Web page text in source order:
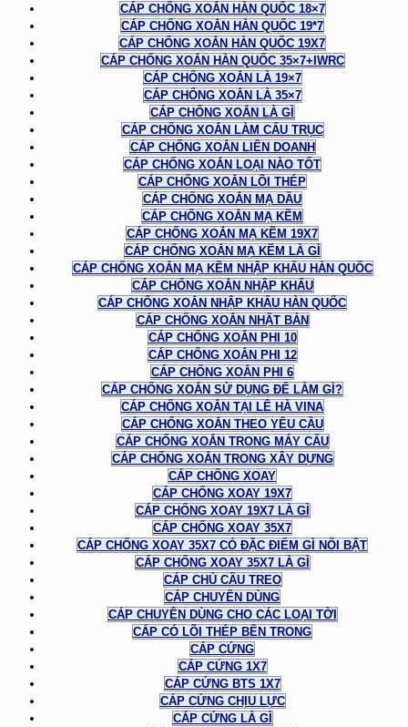
CÁP CHỐNG XOẮN HÀN QUỐC 18×7
CÁP CHỐNG XOẮN HÀN QUỐC 19*7
CÁP CHỐNG XOẮN HÀN QUỐC 19X7
CÁP CHỐNG XOẮN HÀN QUỐC 35×7+IWRC
CÁP CHỐNG XOẮN LÀ 19×7
CÁP CHỐNG XOẮN LÀ 35×7
CÁP CHỐNG XOẮN LÀ GÌ
CÁP CHỐNG XOẮN LÀM CẨU TRỤC
CÁP CHỐNG XOẮN LIÊN DOANH
CÁP CHỐNG XOẮN LOẠI NÀO TỐT
CÁP CHỐNG XOẮN LÕI THÉP
CÁP CHỐNG XOẮN MẠ DẦU
CÁP CHỐNG XOẮN MẠ KẼM
CÁP CHỐNG XOẮN MẠ KẼM 19X7
CÁP CHỐNG XOẮN MẠ KẼM LÀ GÌ
CÁP CHỐNG XOẮN MẠ KẼM NHẬP KHẨU HÀN QUỐC
CÁP CHỐNG XOẮN NHẬP KHẨU
CÁP CHỐNG XOẮN NHẬP KHẨU HÀN QUỐC
CÁP CHỐNG XOẮN NHẬT BẢN
CÁP CHỐNG XOẮN PHI 10
CÁP CHỐNG XOẮN PHI 12
CÁP CHỐNG XOẮN PHI 6
CÁP CHỐNG XOẮN SỬ DỤNG ĐỂ LÀM GÌ?
CÁP CHỐNG XOẮN TẠI LÊ HÀ VINA
CÁP CHỐNG XOẮN THEO YÊU CẦU
CÁP CHỐNG XOẮN TRONG MÁY CẨU
CÁP CHỐNG XOẮN TRONG XÂY DỰNG
CÁP CHỐNG XOAY
CÁP CHỐNG XOAY 19X7
CÁP CHỐNG XOAY 19X7 LÀ GÌ
CÁP CHỐNG XOAY 35X7
CÁP CHỐNG XOAY 35X7 CÓ ĐẶC ĐIỂM GÌ NỔI BẬT
CÁP CHỐNG XOAY 35X7 LÀ GÌ
CÁP CHỦ CẦU TREO
CÁP CHUYÊN DÙNG
CÁP CHUYÊN DÙNG CHO CÁC LOẠI TỜI
CÁP CÓ LÕI THÉP BÊN TRONG
CÁP CỨNG
CÁP CỨNG 1X7
CÁP CỨNG BTS 1X7
CÁP CỨNG CHỊU LỰC
CÁP CỨNG LÀ GÌ